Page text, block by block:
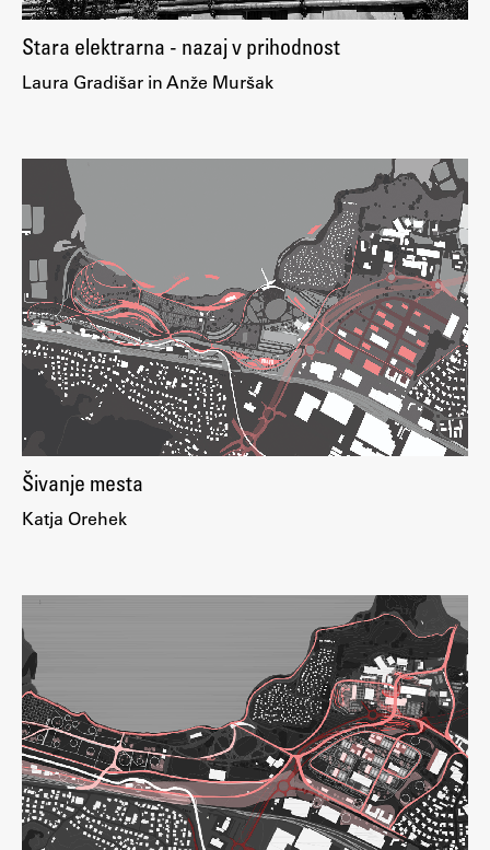
Seminarji
Seminarske teme
Gostujoči profesor
Delavnice
Študentski projekti
Ekskurzije
Natečaji
Zaključna dela
Razvojno sodelovanje in humanitarna pomoč
Založništvo
FA–ZA
Publikacije
AR – Arhitektura, raziskovanje
Igra ustvarjalnosti
Stara elektrarna - nazaj v prihodnost
Laura Gradišar in Anže Muršak
Šivanje mesta
Katja Orehek